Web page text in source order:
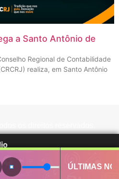
a Santo Antônio de
Regional de Contabilidade
realiza, em Santo Antônio
ÚLTIMAS